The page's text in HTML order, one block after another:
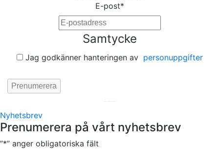
E-post*
Samtycke
Jag godkänner hanteringen av personuppgifter
Nyhetsbrev
Prenumerera på vårt nyhetsbrev
”*” anger obligatoriska fält